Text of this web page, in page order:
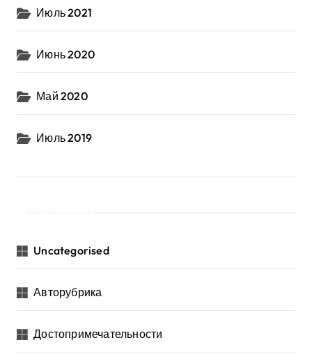
Июль 2021
Июнь 2020
Май 2020
Июль 2019
Uncategorised
Авторубрика
Достопримечательности